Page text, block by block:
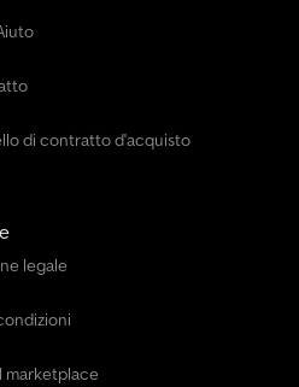
di contratto d'acquisto
legale
marketplace